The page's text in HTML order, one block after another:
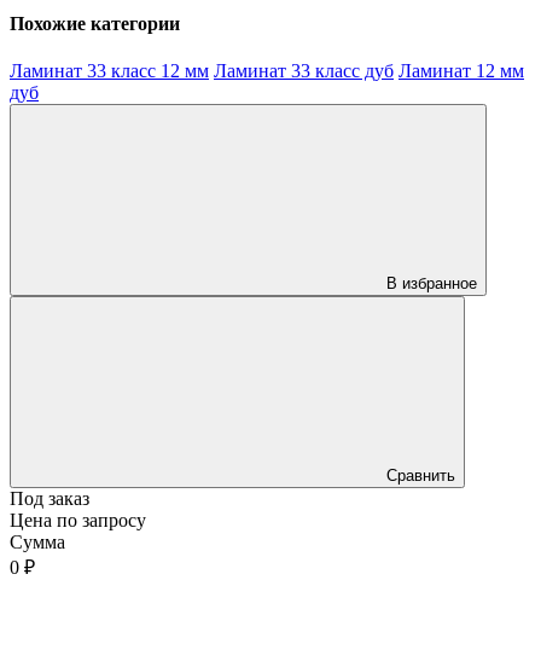
Похожие категории
Ламинат 33 класс 12 мм Ламинат 33 класс дуб Ламинат 12 мм
дуб
В избранное
Сравнить
Под заказ
Цена по запросу
Сумма
0 ₽